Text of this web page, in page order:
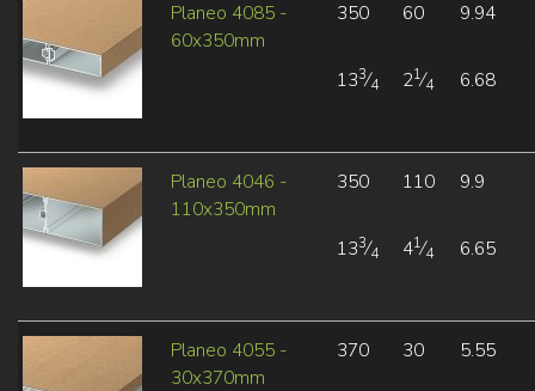
Planeo 4085 -
60x350mm
350
133⁄4
60
21⁄4
9.94
6.68
Planeo 4046 -
110x350mm
350
133⁄4
110
41⁄4
9.9
6.65
Planeo 4055 -
30x370mm
370 30 5.55